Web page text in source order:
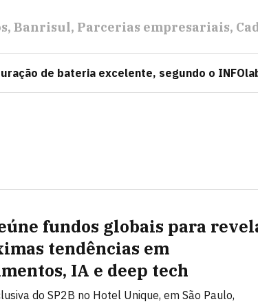
Banrisul Parcerias empresariais
de bateria excelente, segundo o
fundos globais para
tendências em
IA e deep tech
do SP2B no Hotel Unique, em São Paulo,